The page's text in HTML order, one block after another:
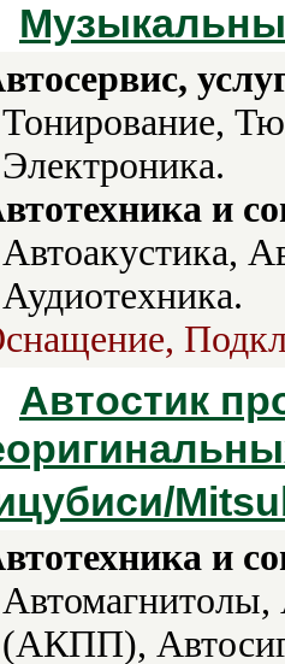
Тонирование,
Электроника.
и
Автоакустика,
Аудиотехника.
Автостик
и
Автомагнитолы,
(АКПП),